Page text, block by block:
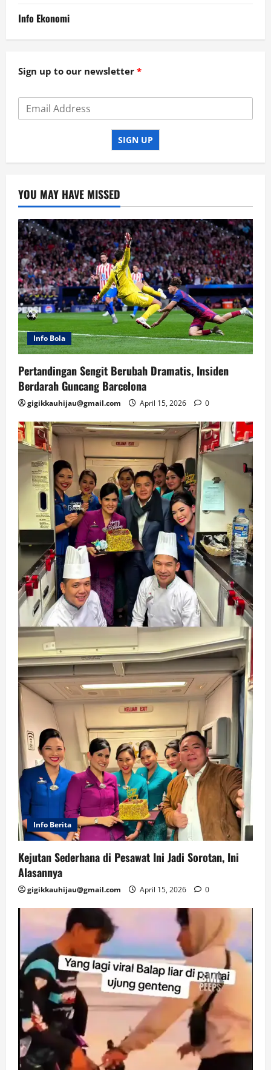
Info Ekonomi
Sign up to our newsletter
SIGN UP
YOU MAY HAVE MISSED
Info Bola
Pertandingan Sengit Berubah Dramatis, Insiden
Berdarah Guncang Barcelona
gigikkauhijau@gmail.com April 15, 2026 0
Info Berita
Kejutan Sederhana di Pesawat Ini Jadi Sorotan, Ini
Alasannya
gigikkauhijau@gmail.com April 15, 2026 0